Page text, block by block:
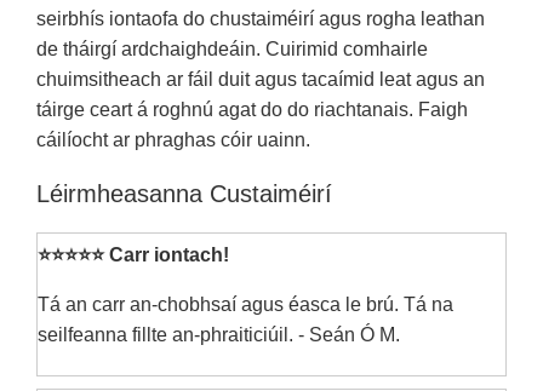
seirbhís iontaofa do chustaiméirí agus rogha leathan
de tháirgí ardchaighdeáin. Cuirimid comhairle
chuimsitheach ar fáil duit agus tacaímid leat agus an
táirge ceart á roghnú agat do do riachtanais. Faigh
cáilíocht ar phraghas cóir uainn.
Léirmheasanna Custaiméirí
⭐⭐⭐⭐⭐ Carr iontach!
Tá an carr an-chobhsaí agus éasca le brú. Tá na
seilfeanna fillte an-phraiticiúil. - Seán Ó M.